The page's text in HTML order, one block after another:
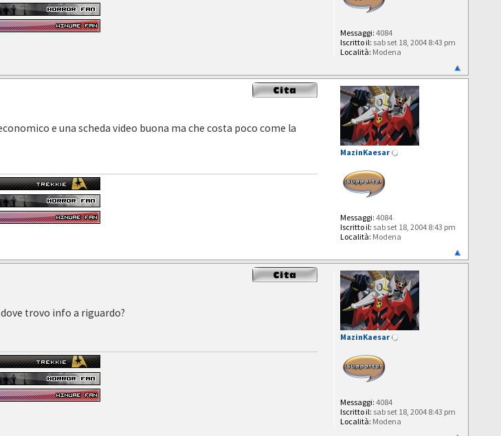
Messaggi: 4084
Iscritto il: sab set 18, 2004 8:43 pm
Località: Modena
e una scheda video buona ma che costa poco come la
MazinKaesar
Messaggi: 4084
Iscritto il: sab set 18, 2004 8:43 pm
Località: Modena
trovo info a riguardo?
MazinKaesar
Messaggi: 4084
Iscritto il: sab set 18, 2004 8:43 pm
Località: Modena